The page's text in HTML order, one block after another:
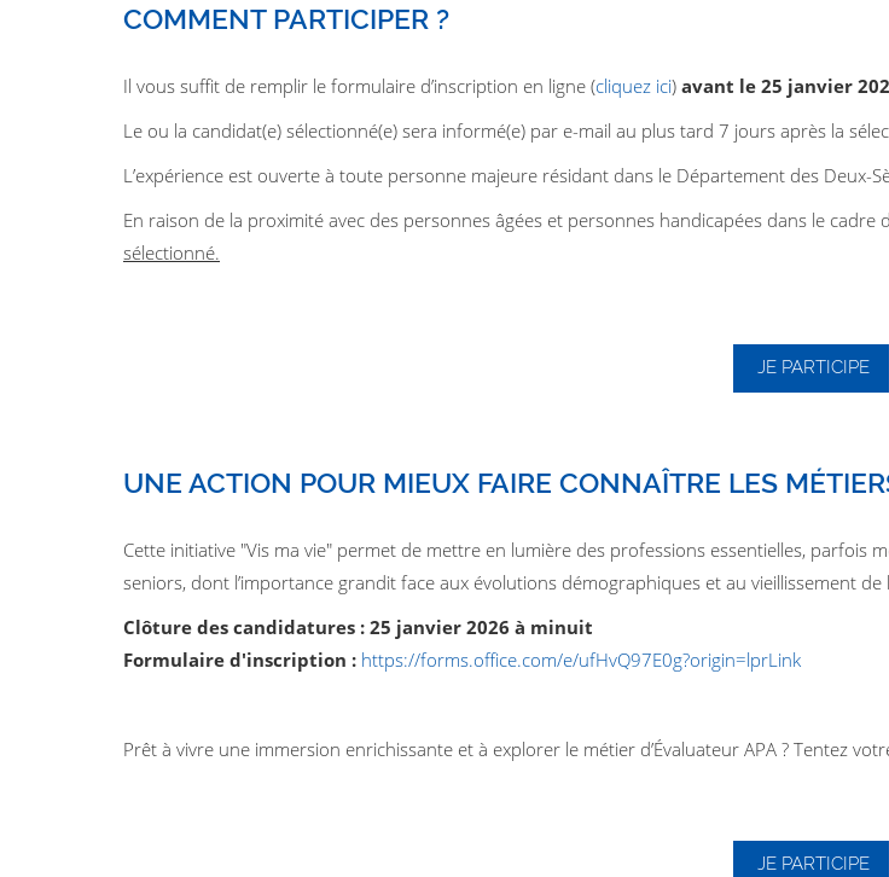
COMMENT PARTICIPER ?
Il vous suffit de remplir le formulaire d’inscription en ligne (cliquez ici) avant le 25 janvier
Le ou la candidat(e) sélectionné(e) sera informé(e) par e-mail au plus tard 7 jours après la
L’expérience est ouverte à toute personne majeure résidant dans le Département des Deux-
En raison de la proximité avec des personnes âgées et personnes handicapées dans le cadre
sélectionné.
JE PARTICIPE
UNE ACTION POUR MIEUX FAIRE CONNAÎTRE LES
Cette initiative "Vis ma vie" permet de mettre en lumière des professions essentielles, parfois
seniors, dont l’importance grandit face aux évolutions démographiques et au vieillissement de
Clôture des candidatures : 25 janvier 2026 à minuit
Formulaire d'inscription : https://forms.office.com/e/ufHvQ97E0g?origin=lprLink
Prêt à vivre une immersion enrichissante et à explorer le métier d’Évaluateur APA ? Tentez
JE PARTICIPE